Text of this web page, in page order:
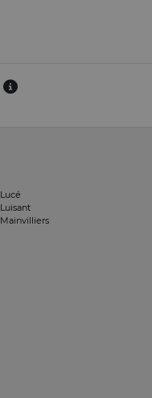
Lucé
Luisant
Mainvilliers